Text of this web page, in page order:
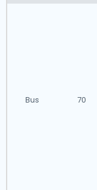
Bus 70